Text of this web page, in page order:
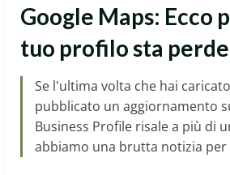
Google Maps: Ecco
tuo profilo sta
Se l'ultima volta che hai
pubblicato un aggiornamento
Business Profile risale a più di
abbiamo una brutta notizia per